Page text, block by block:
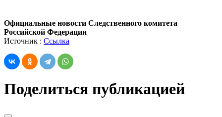
Официальные новости Следственного комитета
Российской Федерации
Источник : Ссылка
Поделиться публикацией